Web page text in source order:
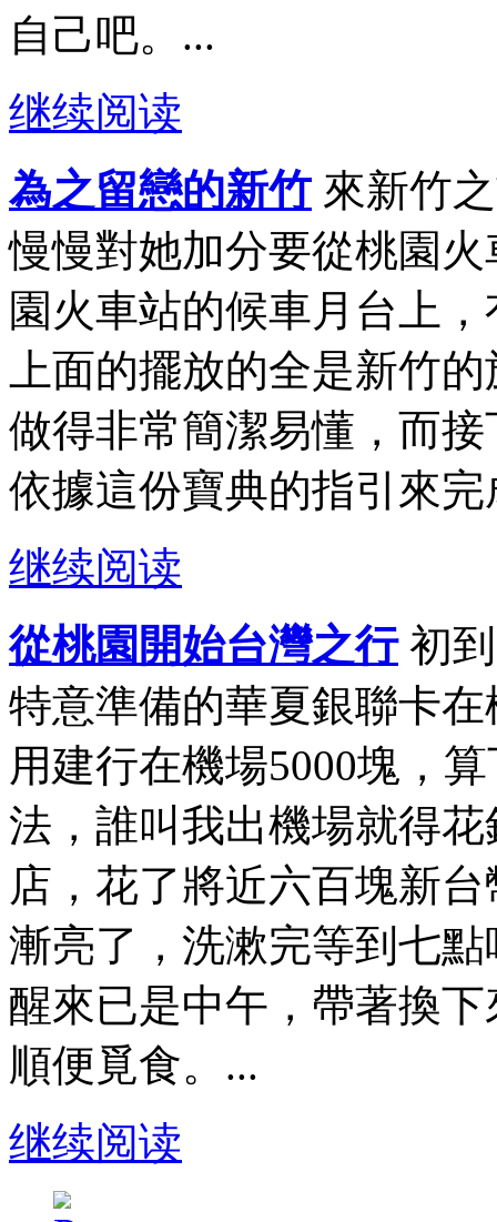
自己吧。...
继续阅读
為之留戀的新竹 來新竹
慢慢對她加分要從桃園
園火車站的候車月台上
上面的擺放的全是新竹
做得非常簡潔易懂，而
依據這份寶典的指引來完
继续阅读
從桃園開始台灣之行初到
特意準備的華夏銀聯卡
用建行在機場5000塊，
法，誰叫我出機場就得
店，花了將近六百塊新
漸亮了，洗漱完等到七
醒來已是中午，帶著換
順便覓食。...
继续阅读